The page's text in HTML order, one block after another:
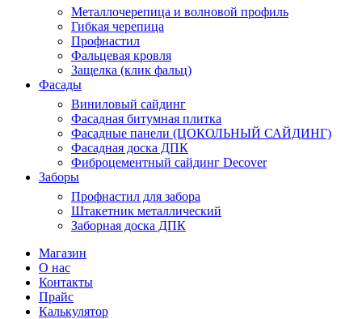
Металлочерепица и волновой профиль
Гибкая черепица
Профнастил
Фальцевая кровля
Защелка (клик фальц)
Фасады
Виниловый сайдинг
Фасадная битумная плитка
Фасадные панели (ЦОКОЛЬНЫЙ САЙДИНГ)
Фасадная доска ДПК
Фиброцементный сайдинг Decover
Заборы
Профнастил для забора
Штакетник металлический
Заборная доска ДПК
Магазин
О нас
Контакты
Прайс
Калькулятор